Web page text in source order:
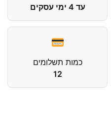
עד 4 ימי עסקים
כמות תשלומים
12